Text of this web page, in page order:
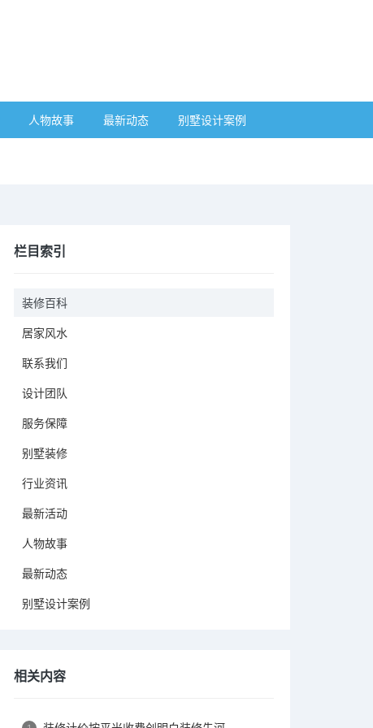
人物故事 最新动态 别墅设计案例
栏目索引
装修百科
居家风水
联系我们
设计团队
服务保障
别墅装修
行业资讯
最新活动
人物故事
最新动态
别墅设计案例
相关内容